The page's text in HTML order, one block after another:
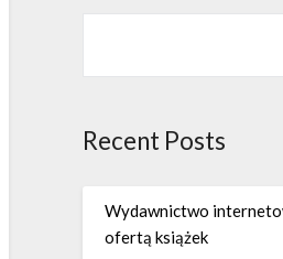
Recent Posts
Wydawnictwo
ofertą książek